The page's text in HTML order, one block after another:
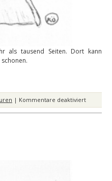
als tausend Seiten. Dort kann
| Kommentare deaktiviertfür
Dicke